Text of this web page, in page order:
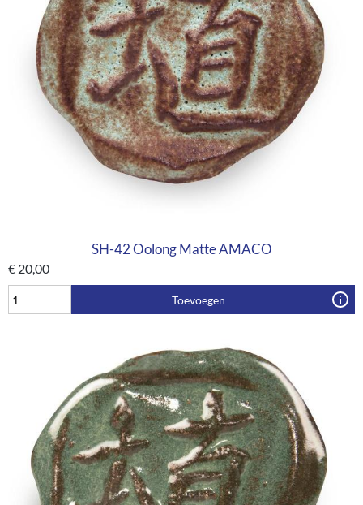
SH-42 Oolong Matte AMACO
€ 20,00
Toevoegen